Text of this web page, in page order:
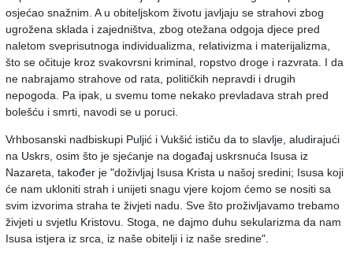
osjećao snažnim. A u obiteljskom životu javljaju se strahovi zbog
ugrožena sklada i zajedništva, zbog otežana odgoja djece pred
naletom sveprisutnoga individualizma, relativizma i materijalizma,
što se očituje kroz svakovrsni kriminal, ropstvo droge i razvrata. I da
ne nabrajamo strahove od rata, političkih nepravdi i drugih
nepogoda. Pa ipak, u svemu tome nekako prevladava strah pred
bolešću i smrti, navodi se u poruci.
Vrhbosanski nadbiskupi Puljić i Vukšić ističu da to slavlje, aludirajući
na Uskrs, osim što je sjećanje na događaj uskrsnuća Isusa iz
Nazareta, također je "doživljaj Isusa Krista u našoj sredini; Isusa koji
će nam ukloniti strah i unijeti snagu vjere kojom ćemo se nositi sa
svim izvorima straha te živjeti nadu. Sve što proživljavamo trebamo
živjeti u svjetlu Kristovu. Stoga, ne dajmo duhu sekularizma da nam
Isusa istjera iz srca, iz naše obitelji i iz naše sredine".